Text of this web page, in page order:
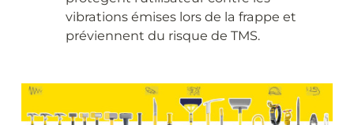
vibrations émises lors de la frappe et
préviennent du risque de TMS.